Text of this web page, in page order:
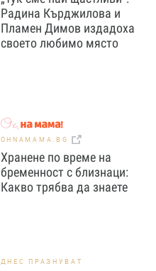
Радина Кърджилова и
Пламен Димов издадоха
своето любимо място
OHNAMAMA.BG
Хранене по време на
бременност с близнаци:
Какво трябва да знаете
ДНЕС ПРАЗНУВАТ